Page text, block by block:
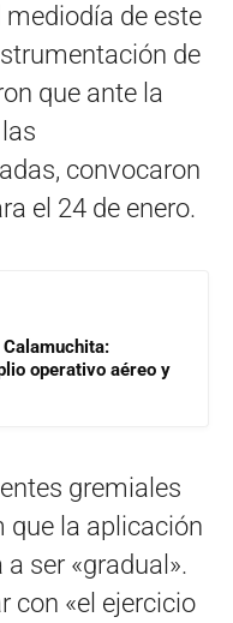
de este
de
que ante la
convocaron
el 24 de enero.
operativo aéreo y
gremiales
que la aplicación
ser «gradual».
con «el ejercicio